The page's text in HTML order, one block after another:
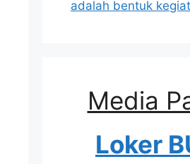
adalah bentuk
Media
Loker